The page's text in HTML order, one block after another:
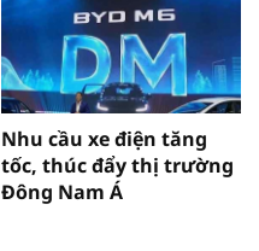
Nhu cầu xe điện tăng
tốc, thúc đẩy thị trường
Đông Nam Á